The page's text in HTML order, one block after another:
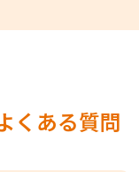
くある質問